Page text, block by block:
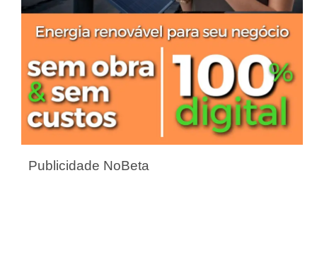
Publicidade NoBeta